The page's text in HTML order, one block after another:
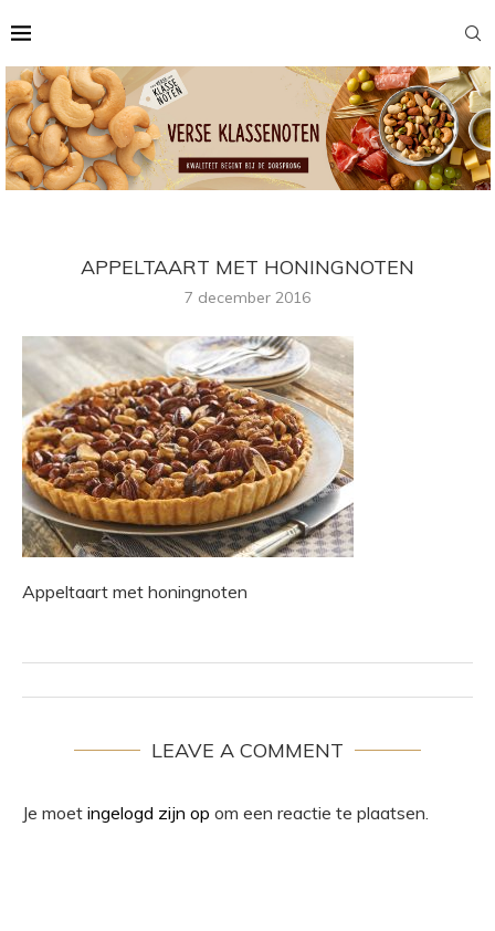
APPELTAART MET HONINGNOTEN
7 december 2016
Appeltaart met honingnoten
LEAVE A COMMENT
Je moet ingelogd zijn op om een reactie te plaatsen.